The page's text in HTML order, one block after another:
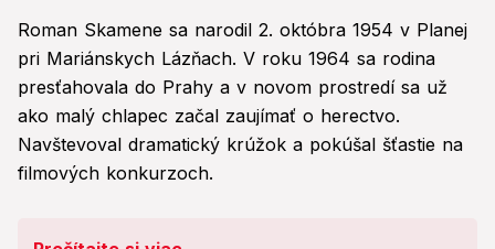
Roman Skamene sa narodil 2. októbra 1954 v Planej
pri Mariánskych Lázňach. V roku 1964 sa rodina
presťahovala do Prahy a v novom prostredí sa už
ako malý chlapec začal zaujímať o herectvo.
Navštevoval dramatický krúžok a pokúšal šťastie na
filmových konkurzoch.